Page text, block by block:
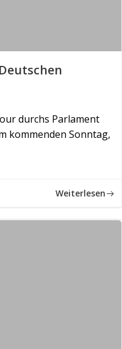
durchs Parlament
kommenden Sonntag,
Weiterlesen